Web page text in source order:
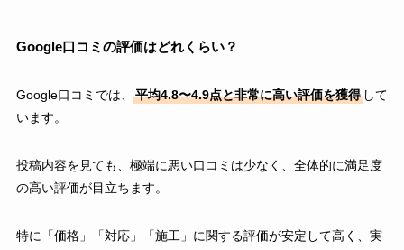
Google口コミの評価はどれくらい？
Google口コミでは、 平均4.8〜4.9点と非常に高い評価を獲得して
います。
投稿内容を見ても、極端に悪い口コミは少なく、全体的に満足度
の高い評価が目立ちます。
特に「価格」「対応」「施工」に関する評価が安定して高く、実